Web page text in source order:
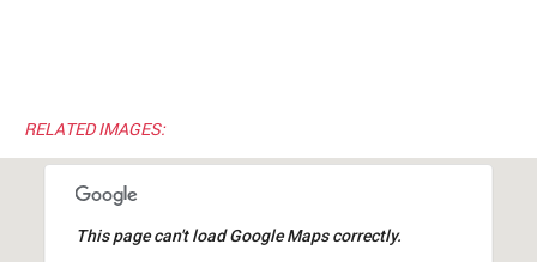
RELATED IMAGES:
This page can't load Google Maps correctly.